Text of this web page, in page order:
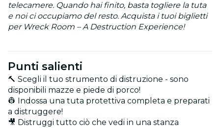
telecamere. Quando hai finito, basta togliere la tuta
e noi ci occupiamo del resto. Acquista i tuoi biglietti
per Wreck Room – A Destruction Experience!
Punti salienti
🔨 Scegli il tuo strumento di distruzione - sono
disponibili mazze e piede di porco!
👷 Indossa una tuta protettiva completa e preparati
a distruggere!
🎥 Distruggi tutto ciò che vedi in una stanza